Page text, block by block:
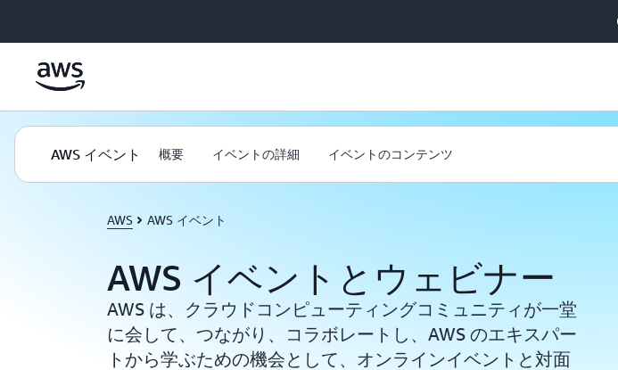
AWS イベント 概要 イベントの詳細 イベントのコンテンツ
AWS AWS イベント
AWS イベントとウェビナー
AWS は、クラウドコンピューティングコミュニティが一堂
に会して、つながり、コラボレートし、AWS のエキスパー
トから学ぶための機会として、オンラインイベントと対面